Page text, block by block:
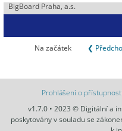
BigBoard Praha, a.s.
Na začátek ❮
Prohlášení o přístupnosti
v1.7.0 • 2023 © Digitální a
poskytovány v souladu se